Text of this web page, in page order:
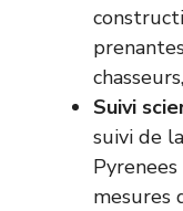
Suivi
suivi de
mesures